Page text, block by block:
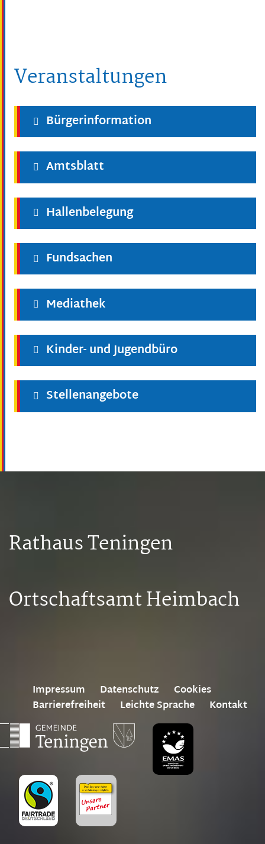
Veranstaltungen
Bürgerinformation
Amtsblatt
Hallenbelegung
Fundsachen
Mediathek
Kinder- und Jugendbüro
Stellenangebote
Rathaus Teningen
Ortschaftsamt Heimbach
Impressum Datenschutz
Cookies
Barrierefreiheit
Leichte Sprache Kontakt